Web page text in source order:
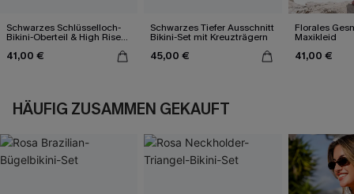
Schwarzes Schlüsselloch-
Bikini-Oberteil & High Rise
41,00 €
Schwarzes Tiefer Ausschnitt
Bikini-Set mit Kreuzträgern
45,00 €
Florales
Maxikleid
41,00 €
HÄUFIG ZUSAMMEN GEKAUFT